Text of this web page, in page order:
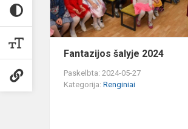
Fantazijos šalyje 2024
Paskelbta: 2024-05-27
Kategorija: Renginiai